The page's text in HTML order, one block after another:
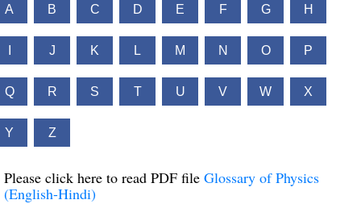
A B C D E F G H
J K L M N O P
Q R S T U V W X
Y Z
Please click here to read PDF file Glossary of Physics
(English-Hindi)